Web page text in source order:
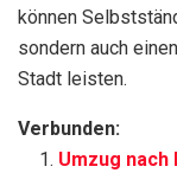
können
sondern auch
Stadt leisten.
Verbunden:
Umzug